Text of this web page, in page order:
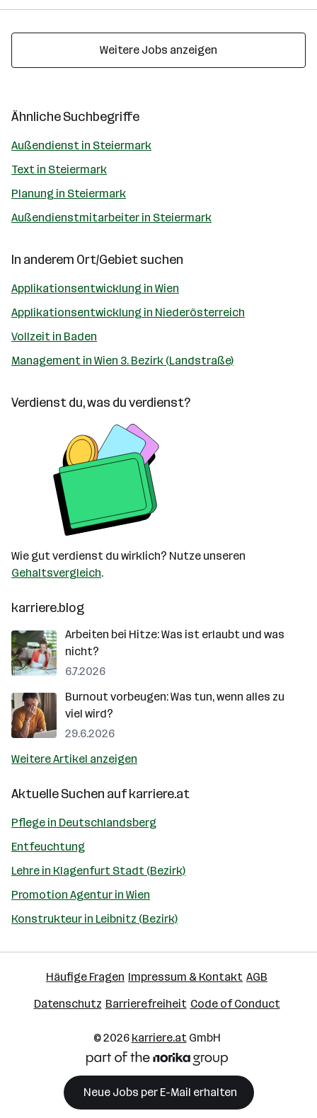
Weitere Jobs anzeigen
Ähnliche Suchbegriffe
Außendienst in Steiermark
Text in Steiermark
Planung in Steiermark
Außendienstmitarbeiter in Steiermark
In anderem Ort/Gebiet suchen
Applikationsentwicklung in Wien
Applikationsentwicklung in Niederösterreich
Vollzeit in Baden
Management in Wien 3. Bezirk (Landstraße)
Verdienst du, was du verdienst?
Wie gut verdienst du wirklich? Nutze unseren
Gehaltsvergleich.
karriere.blog
Arbeiten bei Hitze: Was ist erlaubt und was
nicht?
6.7.2026
Burnout vorbeugen: Was tun, wenn alles zu
viel wird?
29.6.2026
Weitere Artikel anzeigen
Aktuelle Suchen aufkarriere.at
Pflege in Deutschlandsberg
Entfeuchtung
Lehre in Klagenfurt Stadt (Bezirk)
Promotion Agentur in Wien
Konstrukteur in Leibnitz (Bezirk)
Häufige Fragen Impressum & Kontakt AGB
Datenschutz Barrierefreiheit Code of Conduct
© 2026 karriere.atGmbH
Neue Jobs per E-Mail erhalten